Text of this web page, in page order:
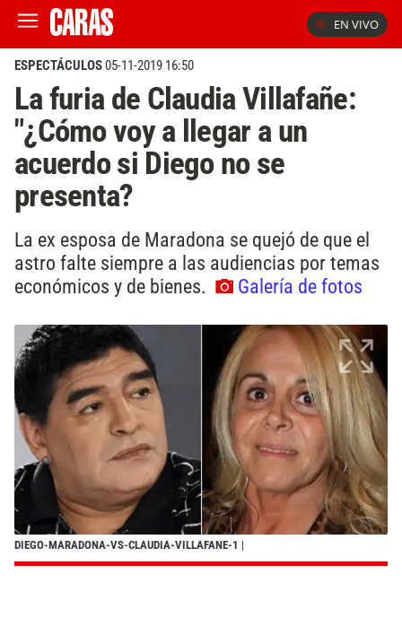
EN VIVO
ESPECTÁCULOS05-11-2019 16:50
La furia de Claudia Villafañe:
"¿Cómo voy a llegar a un
acuerdo si Diego no se
presenta?
La ex esposa de Maradona se quejó de que el
astro falte siempre a las audiencias por temas
económicos y de bienes.
Galería de fotos
DIEGO-MARADONA-VS-CLAUDIA-VILLAFANE-1 |